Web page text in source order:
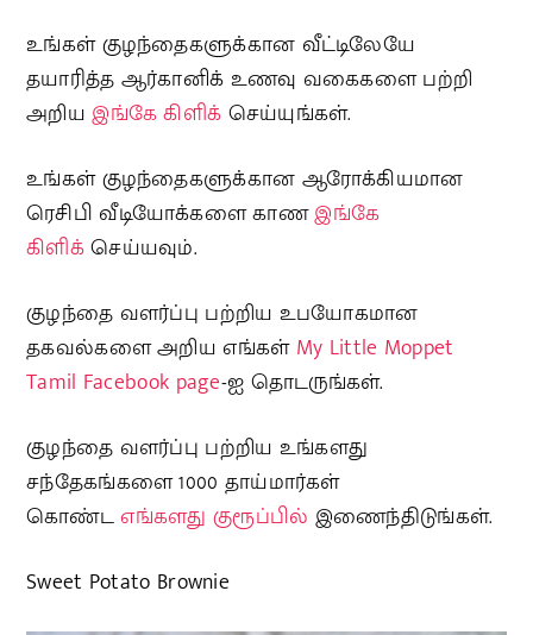
உங்கள் குழந்தைகளுக்கான வீட்டிலேயே
தயாரித்த ஆர்கானிக் உணவு வகைகளை பற்றி
அறியஇங்கே கிளிக் செய்யுங்கள்.
உங்கள் குழந்தைகளுக்கான ஆரோக்கியமான
ரெசிபி வீடியோக்களை காணஇங்கே
கிளிக்செய்யவும்.
குழந்தை வளர்ப்பு பற்றிய உபயோகமான
தகவல்களை அறிய எங்கள் My Little Moppet
Tamil Facebook page-ஐ தொடருங்கள்.
குழந்தை வளர்ப்பு பற்றிய உங்களது
சந்தேகங்களை 1000 தாய்மார்கள்
கொண்டஎங்களது குரூப்பில் இணைந்திடுங்கள்.
Sweet Potato Brownie